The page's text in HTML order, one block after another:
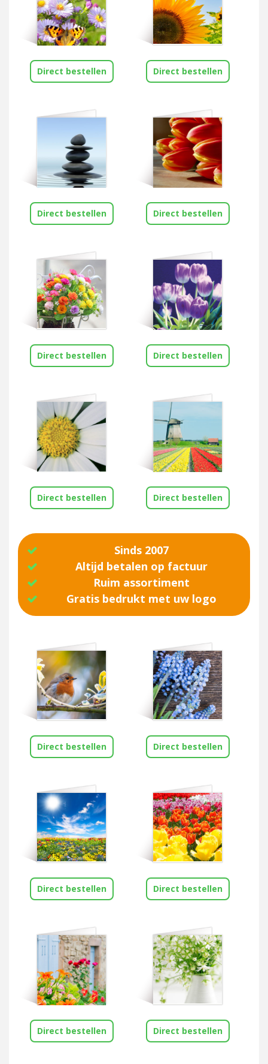
Direct bestellen Direct bestellen
Direct bestellen Direct bestellen
Direct bestellen Direct bestellen
Direct bestellen Direct bestellen
Sinds 2007
Altijd betalen op factuur
Ruim assortiment
Gratis bedrukt met uw logo
Direct bestellen
Direct bestellen
Direct bestellen
Direct bestellen
Direct bestellen
Direct bestellen